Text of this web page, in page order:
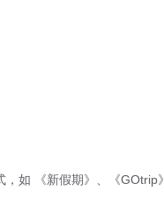
，如 《新假期》 《GOtrip》